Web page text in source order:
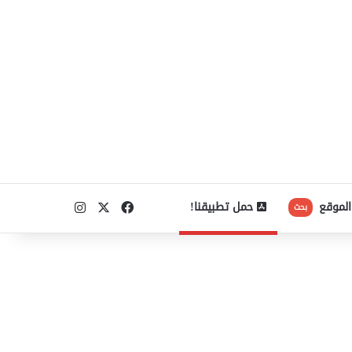
بحث حمل تطبيقنا! فيسبوكانستقرام